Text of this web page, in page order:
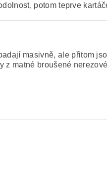
potom teprve
masivně, ale přitom
z matné broušené